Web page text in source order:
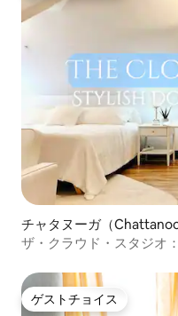
チャタヌーガ（
ム
ザ・クラウド・スタジオ
ゲストチョイス
ゲストチョイス